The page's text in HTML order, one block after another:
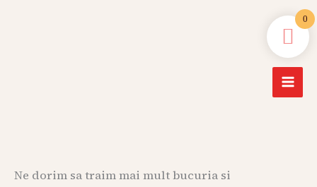
Main
Ne dorim sa traim mai mult bucuria si
0